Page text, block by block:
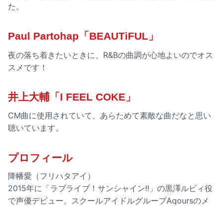
た。
Paul Partohap「BEAUTiFUL」
夜の落ち着きたいときに、R&Bの曲調が心地よいのでオス
スメです！
井上大輔「I FEEL COKE」
CM曲に使用されていて、あらためて素敵な曲だなと思い
聴いています。
プロフィール
降幡愛（フリハタアイ）
2015年に「ラブライブ！サンシャイン!!」の黒澤ルビィ役
で声優デビュー。スクールアイドルグループAqoursのメ